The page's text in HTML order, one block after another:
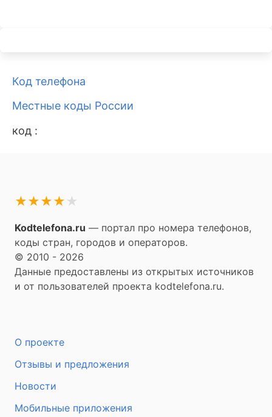
Код телефона
Местные коды России
код :
★
★
★
★
★
Kodtelefona.ru — портал про номера телефонов,
коды стран, городов и операторов.
© 2010 - 2026
Данные предоставлены из открытых источников
и от пользователей проекта kodtelefona.ru.
О проекте
Отзывы и предложения
Новости
Мобильные приложения